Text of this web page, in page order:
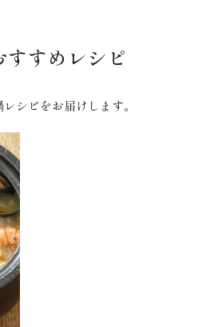
すめレシピ
シピをお届けします。